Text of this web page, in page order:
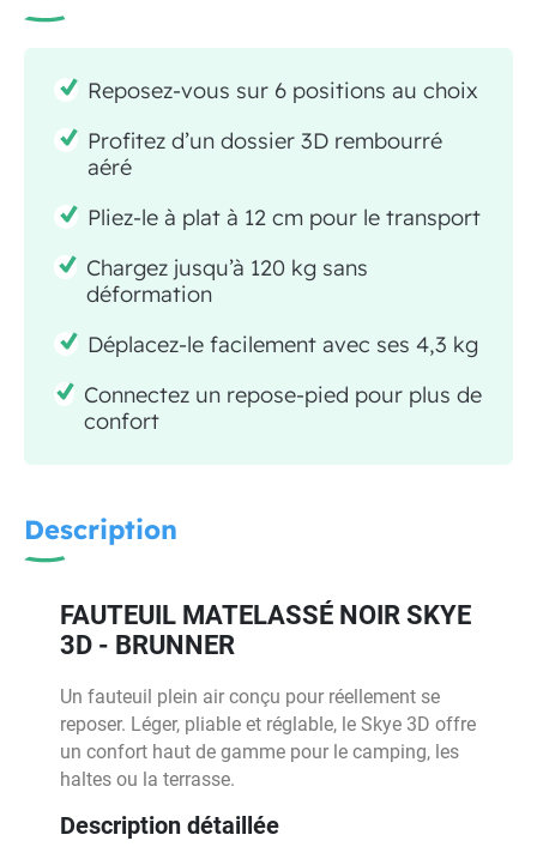
Reposez-vous sur 6 positions au choix
Profitez d’un dossier 3D rembourré
aéré
Pliez-le à plat à 12 cm pour le transport
Chargez jusqu’à 120 kg sans
déformation
Déplacez-le facilement avec ses 4,3 kg
Connectez un repose-pied pour plus de
confort
Description
FAUTEUIL MATELASSÉ NOIR SKYE
3D - BRUNNER
Un fauteuil plein air conçu pour réellement se
reposer. Léger, pliable et réglable, le Skye 3D offre
un confort haut de gamme pour le camping, les
haltes ou la terrasse.
Description détaillée